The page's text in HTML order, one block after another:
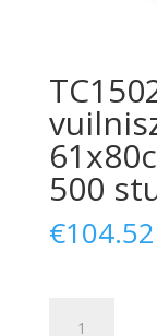
500
€104.52